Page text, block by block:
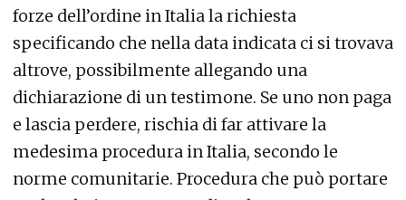
forze dell’ordine in Italia la richiesta
specificando che nella data indicata ci si trovava
altrove, possibilmente allegando una
dichiarazione di un testimone. Se uno non paga
e lascia perdere, rischia di far attivare la
medesima procedura in Italia, secondo le
norme comunitarie. Procedura che può portare